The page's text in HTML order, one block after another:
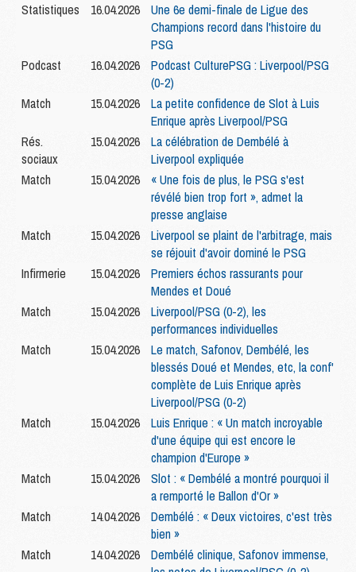
Statistiques 16.04.2026
Une 6e demi-finale de Ligue des
Champions record dans l'histoire du
PSG
Podcast
16.04.2026
Podcast CulturePSG : Liverpool/PSG
(0-2)
Match
15.04.2026
La petite confidence de Slot à Luis
Enrique après Liverpool/PSG
Rés.
sociaux
15.04.2026
La célébration de Dembélé à
Liverpool expliquée
Match
15.04.2026
« Une fois de plus, le PSG s'est
révélé bien trop fort », admet la
presse anglaise
Match
15.04.2026
Liverpool se plaint de l'arbitrage, mais
se réjouit d'avoir dominé le PSG
Infirmerie
15.04.2026
Premiers échos rassurants pour
Mendes et Doué
Match
15.04.2026
Liverpool/PSG (0-2), les
performances individuelles
Match
15.04.2026
Le match, Safonov, Dembélé, les
blessés Doué et Mendes, etc, la conf'
complète de Luis Enrique après
Liverpool/PSG (0-2)
Match
15.04.2026
Luis Enrique : « Un match incroyable
d'une équipe qui est encore le
champion d'Europe »
Match
15.04.2026
Slot : « Dembélé a montré pourquoi il
a remporté le Ballon d'Or »
Match
14.04.2026
Dembélé : « Deux victoires, c'est très
bien »
Match
14.04.2026
Dembélé clinique, Safonov immense,